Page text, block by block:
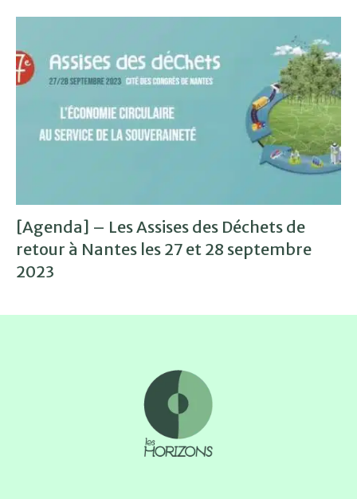
[Agenda] – Les Assises des Déchets de
retour à Nantes les 27 et 28 septembre
2023